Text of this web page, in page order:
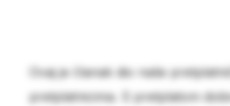
Ovaj je članak dio naše
pretplatnicima. S pretplatom